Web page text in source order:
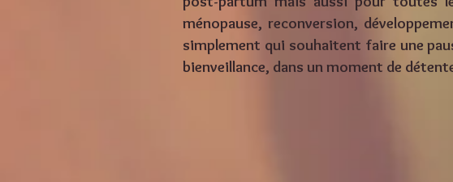
ménopause, reconversion,
simplement qui souhaitent faire une
bienveillance, dans un moment de